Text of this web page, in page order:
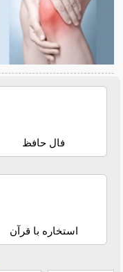
فال حافظ
استخاره با قرآن